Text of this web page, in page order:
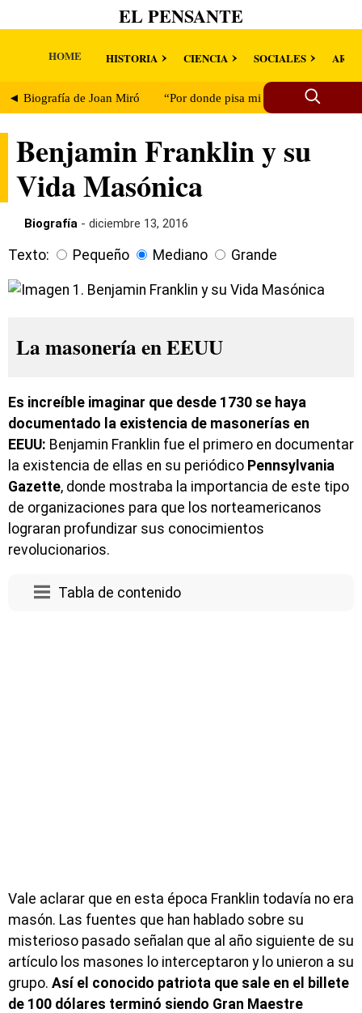
EL PENSANTE
HOME HISTORIA CIENCIA SOCIALES
◄ Biografía de Joan Miró “Por donde pisa mi caballo, no
Benjamin Franklin y su
Vida Masónica
Biografía - diciembre 13, 2016
Texto: Pequeño Mediano Grande
La masonería en EEUU
Es increíble imaginar que desde 1730 se haya
documentado la existencia de masonerías en
EEUU: Benjamin Franklin fue el primero en documentar
la existencia de ellas en su periódico Pennsylvania
Gazette, donde mostraba la importancia de este tipo
de organizaciones para que los norteamericanos
lograran profundizar sus conocimientos
revolucionarios.
Tabla de contenido
Vale aclarar que en esta época Franklin todavía no era
masón. Las fuentes que han hablado sobre su
misterioso pasado señalan que al año siguiente de su
artículo los masones lo interceptaron y lo unieron a su
grupo. Así el conocido patriota que sale en el billete
de 100 dólares terminó siendo Gran Maestre